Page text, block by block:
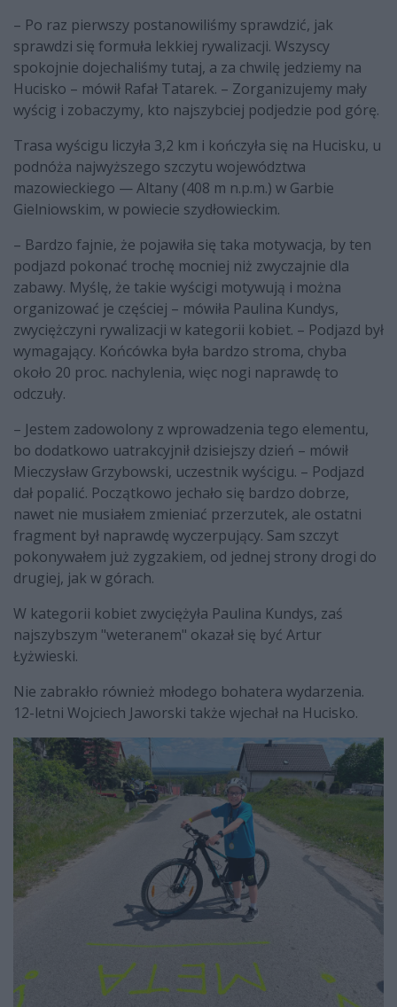
– Po raz pierwszy postanowiliśmy sprawdzić, jak
sprawdzi się formuła lekkiej rywalizacji. Wszyscy
spokojnie dojechaliśmy tutaj, a za chwilę jedziemy na
Hucisko – mówił Rafał Tatarek. – Zorganizujemy mały
wyścig i zobaczymy, kto najszybciej podjedzie pod górę.
Trasa wyścigu liczyła 3,2 km i kończyła się na Hucisku, u
podnóża najwyższego szczytu województwa
mazowieckiego — Altany (408 m n.p.m.) w Garbie
Gielniowskim, w powiecie szydłowieckim.
– Bardzo fajnie, że pojawiła się taka motywacja, by ten
podjazd pokonać trochę mocniej niż zwyczajnie dla
zabawy. Myślę, że takie wyścigi motywują i można
organizować je częściej – mówiła Paulina Kundys,
zwyciężczyni rywalizacji w kategorii kobiet. – Podjazd był
wymagający. Końcówka była bardzo stroma, chyba
około 20 proc. nachylenia, więc nogi naprawdę to
odczuły.
– Jestem zadowolony z wprowadzenia tego elementu,
bo dodatkowo uatrakcyjnił dzisiejszy dzień – mówił
Mieczysław Grzybowski, uczestnik wyścigu. – Podjazd
dał popalić. Początkowo jechało się bardzo dobrze,
nawet nie musiałem zmieniać przerzutek, ale ostatni
fragment był naprawdę wyczerpujący. Sam szczyt
pokonywałem już zygzakiem, od jednej strony drogi do
drugiej, jak w górach.
W kategorii kobiet zwyciężyła Paulina Kundys, zaś
najszybszym "weteranem" okazał się być Artur
Łyżwieski.
Nie zabrakło również młodego bohatera wydarzenia.
12-letni Wojciech Jaworski także wjechał na Hucisko.